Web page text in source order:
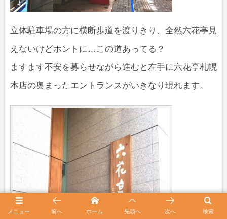
立体駐車場の方に横断歩道を渡りきり、全然六花亭見
えないけどホントに…この道あってる？
ますます不安を募らせながら進むと左手に六花亭札幌
本店の奥まったエントランスがいきなり現れます。
メニュー 検索
前へ ホーム 先頭へ 次へ